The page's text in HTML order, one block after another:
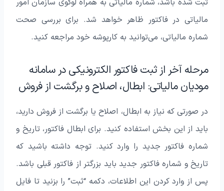
مالیاتی در فاکتور ظاهر خواهد شد. برای بررسی صحت
شماره مالیاتی، می‌توانید به کارپوشه خود مراجعه کنید.
مرحله آخر از ثبت فاکتور الکترونیکی در سامانه
مودیان مالیاتی: ابطال، اصلاح و برگشت از فروش
در صورتی که نیاز به ابطال، اصلاح یا برگشت از فروش دارید،
باید از این بخش استفاده کنید. برای ابطال فاکتور، تاریخ و
شماره فاکتور جدید را وارد کنید. توجه داشته باشید که
تاریخ و شماره فاکتور جدید باید بزرگتر از فاکتور قبلی باشد.
پس از وارد کردن این اطلاعات، دکمه “ثبت” را بزنید تا فایل